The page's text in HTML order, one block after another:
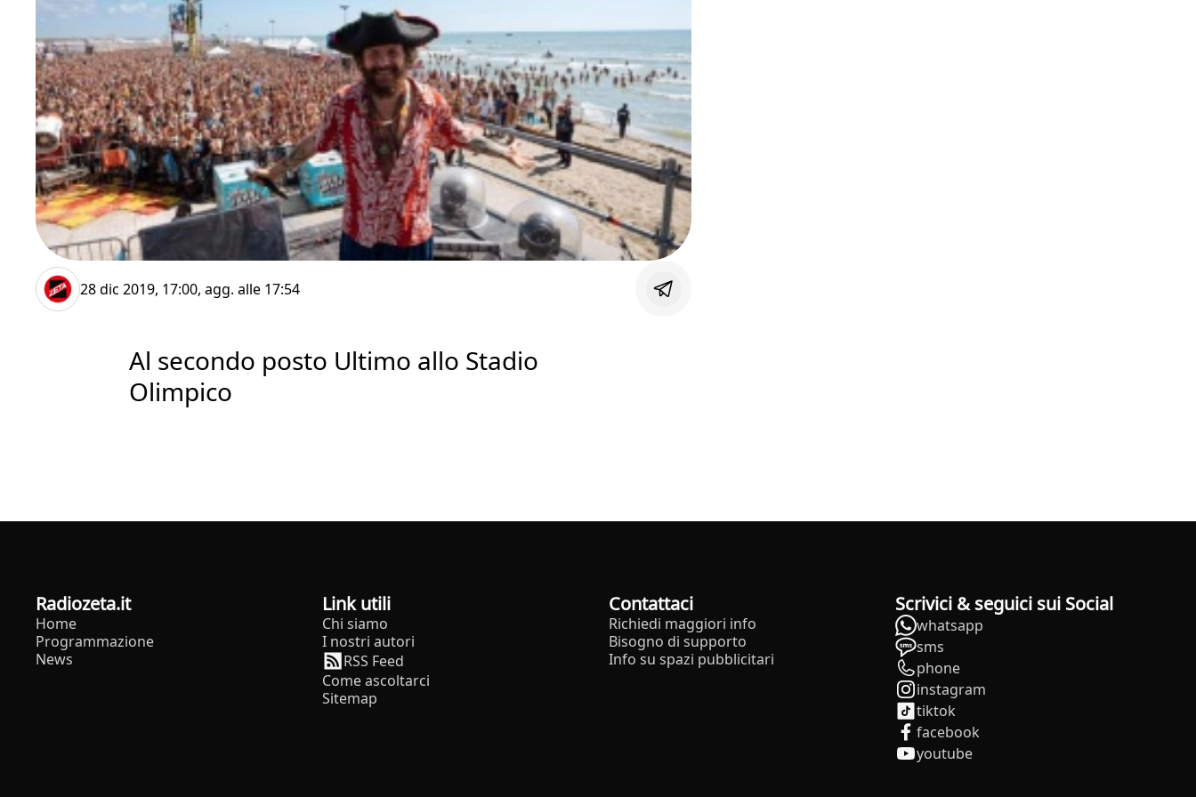
28 dic 2019, 17:00, agg. alle 17:54
Al secondo posto Ultimo allo Stadio
Olimpico
radiozeta.it
Home
Programmazione
News
Link utili
Chi siamo
I nostri autori
RSS Feed
Come ascoltarci
Sitemap
Contattaci
Richiedi maggiori info
Bisogno di supporto
Info su spazi pubblicitari
Scrivici & seguici sui Social
whatsapp
sms
phone
instagram
tiktok
facebook
youtube